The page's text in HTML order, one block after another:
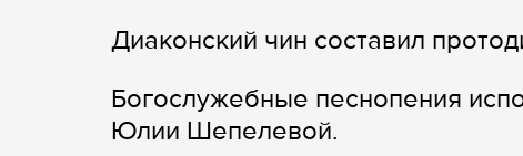
Диаконский чин составил
Богослужебные песнопения
Юлии Шепелевой.